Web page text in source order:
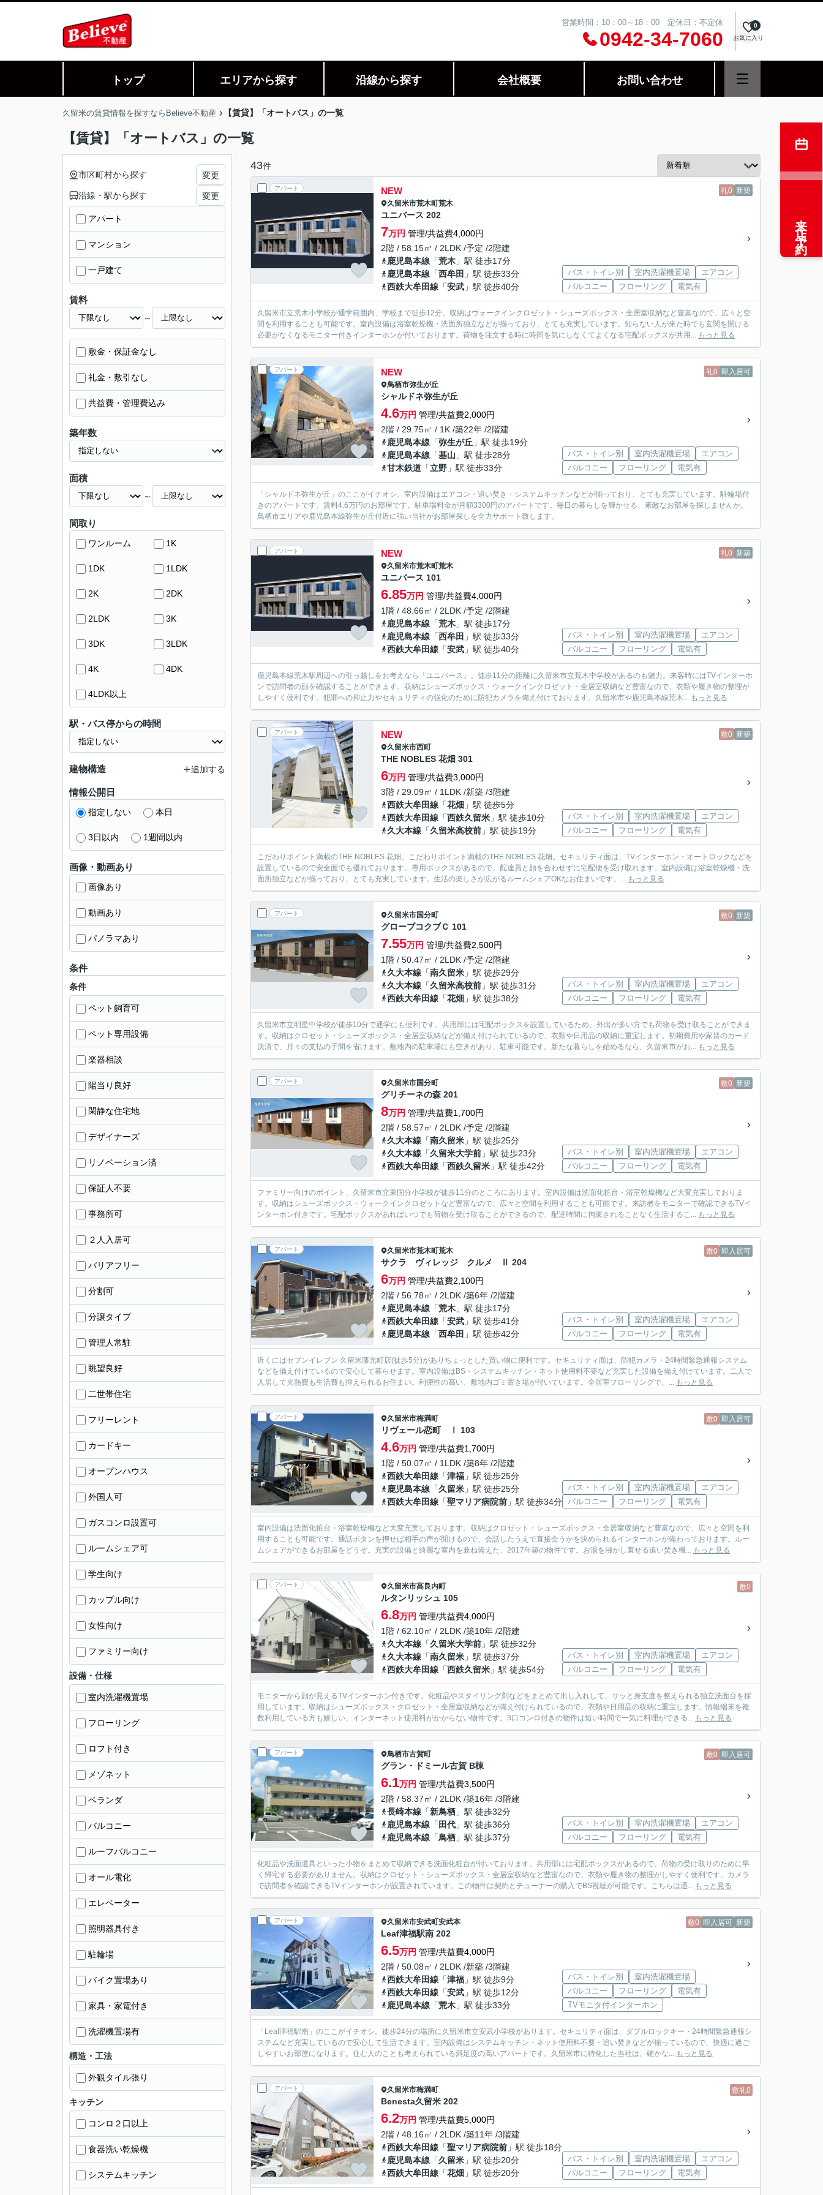
営業時間：10：00～18：00 定休日：不定休
0942-34-7060 お気に入り
0
トップ エリアから探す 沿線から探す 会社概要 お問い合わせ
久留米の賃貸情報を探すならBelieve不動産 【賃貸】「オートバス」の一覧
【賃貸】「オートバス」の一覧
43件
アパート 礼0 新築
NEW
久留米市荒木町荒木
ユニバース 202
7万円 管理/共益費4,000円
2階 / 58.15㎡ / 2LDK /予定 /2階建
鹿児島本線 「荒木 」駅 徒歩17分
鹿児島本線 「西牟田 」駅 徒歩33分
西鉄大牟田線 「安武 」駅 徒歩40分
バス・トイレ別 室内洗濯機置場
エアコン
バルコニー
フローリング 電気有
久留米市立荒木小学校が通学範囲内、学校まで徒歩12分。収納はウォークインクロゼット・シューズボックス・全居室収納など豊富なので、広々と空
間を利用することも可能です。室内設備は浴室乾燥機・洗面所独立などが揃っており、とても充実しています。知らない人が来た時でも玄関を開ける
必要がなくなるモニター付きインターホンが付いております。荷物を注文する時に時間を気にしなくてよくなる宅配ボックスが共用... もっと見る
アパート 礼0 即入居可
NEW
鳥栖市弥生が丘
シャルドネ弥生が丘
4.6万円 管理/共益費2,000円
2階 / 29.75㎡ / 1K /築22年 /2階建
鹿児島本線 「弥生が丘 」駅 徒歩19分
鹿児島本線 「基山 」駅 徒歩28分
甘木鉄道 「立野 」駅 徒歩33分
バス・トイレ別 室内洗濯機置場
エアコン
バルコニー
フローリング 電気有
「シャルドネ弥生が丘」のここがイチオシ。室内設備はエアコン・追い焚き・システムキッチンなどが揃っており、とても充実しています。駐輪場付
きのアパートです。賃料4.6万円のお部屋です。駐車場料金が月額3300円のアパートです。毎日の暮らしを輝かせる、素敵なお部屋を探しませんか。
鳥栖市エリアや鹿児島本線弥生が丘付近に強い当社がお部屋探しを全力サポート致します。
アパート 礼0 新築
NEW
久留米市荒木町荒木
ユニバース 101
6.85万円 管理/共益費4,000円
1階 / 48.66㎡ / 2LDK /予定 /2階建
鹿児島本線 「荒木 」駅 徒歩17分
鹿児島本線 「西牟田 」駅 徒歩33分
西鉄大牟田線 「安武 」駅 徒歩40分
バス・トイレ別 室内洗濯機置場
エアコン
バルコニー
フローリング 電気有
鹿児島本線荒木駅周辺への引っ越しをお考えなら「ユニバース」。徒歩11分の距離に久留米市立荒木中学校があるのも魅力。来客時にはTVインターホ
ンで訪問者の顔を確認することができます。収納はシューズボックス・ウォークインクロゼット・全居室収納など豊富なので、衣類や履き物の整理が
しやすく便利です。犯罪への抑止力やセキュリティの強化のために防犯カメラを備え付けております。久留米市や鹿児島本線荒木... もっと見る
アパート 敷0 新築
NEW
久留米市西町
THE NOBLES 花畑 301
6万円 管理/共益費3,000円
3階 / 29.09㎡ / 1LDK /新築 /3階建
西鉄大牟田線 「花畑 」駅 徒歩5分
西鉄大牟田線 「西鉄久留米 」駅 徒歩10分
久大本線 「久留米高校前 」駅 徒歩19分
バス・トイレ別 室内洗濯機置場
エアコン
バルコニー
フローリング 電気有
こだわりポイント満載のTHE NOBLES 花畑。こだわりポイント満載のTHE NOBLES 花畑。セキュリティ面は、TVインターホン・オートロックなどを
設置しているので安全面でも優れております。専用ボックスがあるので、配達員と顔を合わせずに宅配便を受け取れます。室内設備は浴室乾燥機・洗
面所独立などが揃っており、とても充実しています。生活の楽しさが広がるルームシェアOKなお住まいです。... もっと見る
アパート 敷0 新築
久留米市国分町
グローブコクブＣ 101
7.55万円 管理/共益費2,500円
1階 / 50.47㎡ / 2LDK /予定 /2階建
久大本線 「南久留米 」駅 徒歩29分
久大本線 「久留米高校前 」駅 徒歩31分
西鉄大牟田線 「花畑 」駅 徒歩38分
バス・トイレ別 室内洗濯機置場
エアコン
バルコニー
フローリング 電気有
久留米市立明星中学校が徒歩10分で通学にも便利です。共用部には宅配ボックスを設置しているため、外出が多い方でも荷物を受け取ることができま
す。収納はクロゼット・シューズボックス・全居室収納などが備え付けられているので、衣類や日用品の収納に重宝します。初期費用や家賃のカード
決済で、月々の支払の手間を省けます。敷地内の駐車場にも空きがあり、駐車可能です。新たな暮らしを始めるなら、久留米市がお... もっと見る
アパート 敷0 新築
久留米市国分町
グリチーネの森 201
8万円 管理/共益費1,700円
2階 / 58.57㎡ / 2LDK /予定 /2階建
久大本線 「南久留米 」駅 徒歩25分
久大本線 「久留米大学前 」駅 徒歩23分
西鉄大牟田線 「西鉄久留米 」駅 徒歩42分
バス・トイレ別 室内洗濯機置場
エアコン
バルコニー
フローリング 電気有
ファミリー向けのポイント、久留米市立東国分小学校が徒歩11分のところにあります。室内設備は洗面化粧台・浴室乾燥機など大変充実しておりま
す。収納はシューズボックス・ウォークインクロゼットなど豊富なので、広々と空間を利用することも可能です。来訪者をモニターで確認できるTVイ
ンターホン付きです。宅配ボックスがあればいつでも荷物を受け取ることができるので、配達時間に拘束されることなく生活するこ... もっと見る
アパート 敷0 即入居可
久留米市荒木町荒木
サクラ ヴィレッジ クルメ Ⅱ 204
6万円 管理/共益費2,100円
2階 / 56.78㎡ / 2LDK /築6年 /2階建
鹿児島本線 「荒木 」駅 徒歩17分
西鉄大牟田線 「安武 」駅 徒歩41分
鹿児島本線 「西牟田 」駅 徒歩42分
バス・トイレ別 室内洗濯機置場
エアコン
バルコニー
フローリング 電気有
近くにはセブンイレブン 久留米藤光町店(徒歩5分)がありちょっとした買い物に便利です。セキュリティ面は、防犯カメラ・24時間緊急通報システム
などを備え付けているので安心して暮らせます。室内設備はBS・システムキッチン・ネット使用料不要など充実した設備を備え付けています。二人で
入居して光熱費も生活費も抑えられるお住まい。利便性の高い、敷地内ゴミ置き場が付いています。全居室フローリングで、... もっと見る
アパート 敷0 即入居可
久留米市梅満町
リヴェール恋町 Ⅰ 103
4.6万円 管理/共益費1,700円
1階 / 50.07㎡ / 1LDK /築8年 /2階建
西鉄大牟田線 「津福 」駅 徒歩25分
鹿児島本線 「久留米 」駅 徒歩25分
西鉄大牟田線 「聖マリア病院前 」駅 徒歩34分
バス・トイレ別 室内洗濯機置場
エアコン
バルコニー
フローリング 電気有
室内設備は洗面化粧台・浴室乾燥機など大変充実しております。収納はクロゼット・シューズボックス・全居室収納など豊富なので、広々と空間を利
用することも可能です。通話ボタンを押せば相手の声が聞けるので、会話したうえで直接会うかを決められるインターホンが備わっております。ルー
ムシェアができるお部屋をどうぞ。充実の設備と綺麗な室内を兼ね備えた、2017年築の物件です。お湯を沸かし直せる追い焚き機... もっと見る
アパート 敷0
久留米市高良内町
ルタンリッシュ 105
6.8万円 管理/共益費4,000円
1階 / 62.10㎡ / 2LDK /築10年 /2階建
久大本線 「久留米大学前 」駅 徒歩32分
久大本線 「南久留米 」駅 徒歩37分
西鉄大牟田線 「西鉄久留米 」駅 徒歩54分
バス・トイレ別 室内洗濯機置場
エアコン
バルコニー
フローリング 電気有
モニターから顔が見えるTVインターホン付きです。化粧品やスタイリング剤などをまとめて出し入れして、サッと身支度を整えられる独立洗面台を採
用しています。収納はシューズボックス・クロゼット・全居室収納などが備え付けられているので、衣類や日用品の収納に重宝します。情報端末を複
数利用している方も嬉しい、インターネット使用料がかからない物件です。3口コンロ付きの物件は短い時間で一気に料理ができる... もっと見る
アパート 敷0 即入居可
鳥栖市古賀町
グラン・ドミール古賀 B棟
6.1万円 管理/共益費3,500円
2階 / 58.37㎡ / 2LDK /築16年 /3階建
長崎本線 「新鳥栖 」駅 徒歩32分
鹿児島本線 「 田代 」駅 徒歩36分
鹿児島本線 「鳥栖 」駅 徒歩37分
バス・トイレ別 室内洗濯機置場
エアコン
バルコニー
フローリング 電気有
化粧品や洗面道具といった小物をまとめて収納できる洗面化粧台が付いております。共用部には宅配ボックスがあるので、荷物の受け取りのために早
く帰宅する必要がありません。収納はクロゼット・シューズボックス・全居室収納など豊富なので、衣類や履き物の整理がしやすく便利です。カメラ
で訪問者を確認できるTVインターホンが設置されています。この物件は契約とチューナーの購入でBS視聴が可能です。こちらは通... もっと見る
アパート 敷0 即入居可 新築
久留米市安武町安武本
Leaf津福駅南 202
6.5万円 管理/共益費4,000円
2階 / 50.08㎡ / 2LDK /新築 /3階建
西鉄大牟田線 「津福 」駅 徒歩9分
西鉄大牟田線 「安武 」駅 徒歩12分
鹿児島本線 「荒木 」駅 徒歩33分
バス・トイレ別
室内洗濯機置場
バルコニー
フローリング
電気有
TVモニタ付インターホン
「Leaf津福駅南」のここがイチオシ。徒歩24分の場所に久留米市立安武小学校があります。セキュリティ面は、ダブルロックキー・24時間緊急通報シ
ステムなど充実しているので安心して生活できます。室内設備はシステムキッチン・ネット使用料不要・追い焚きなどが揃っているので、快適に過ご
しやすいお部屋になります。住む人のことも考えられている満足度の高いアパートです。久留米市に特化した当社は、確かな... もっと見る
アパート 敷礼0
久留米市梅満町
Benesta久留米 202
6.2万円 管理/共益費5,000円
2階 / 48.16㎡ / 2LDK /築11年 /3階建
西鉄大牟田線 「聖マリア病院前 」駅 徒歩18分
鹿児島本線 「久留米 」駅 徒歩20分
西鉄大牟田線 「花畑 」駅 徒歩20分
バス・トイレ別 室内洗濯機置場
エアコン
バルコニー
フローリング 電気有
市区町村から探す 変更
沿線・駅から探す 変更
アパート
マンション
一戸建て
賃料
～
敷金・保証金なし
礼金・敷引なし
共益費・管理費込み
築年数
面積
～
間取り
ワンルーム 1K
1DK 1LDK
2K 2DK
2LDK 3K
3DK 3LDK
4K 4DK
4LDK以上
駅・バス停からの時間
建物構造 追加する
情報公開日
指定しない 本日
3日以内 1週間以内
画像・動画あり
画像あり
動画あり
パノラマあり
条件
条件
ペット飼育可
ペット専用設備
楽器相談
陽当り良好
閑静な住宅地
デザイナーズ
リノベーション済
保証人不要
事務所可
２人入居可
バリアフリー
分割可
分譲タイプ
管理人常駐
眺望良好
二世帯住宅
フリーレント
カードキー
オープンハウス
外国人可
ガスコンロ設置可
ルームシェア可
学生向け
カップル向け
女性向け
ファミリー向け
設備・仕様
室内洗濯機置場
フローリング
ロフト付き
メゾネット
ベランダ
バルコニー
ルーフバルコニー
オール電化
エレベーター
照明器具付き
駐輪場
バイク置場あり
家具・家電付き
洗濯機置場有
構造・工法
外観タイル張り
キッチン
コンロ２口以上
食器洗い乾燥機
システムキッチン
来店予約